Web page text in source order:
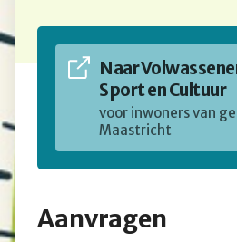
Naar
Sport en Cultuur
voor inwoners van
Maastricht
Aanvragen